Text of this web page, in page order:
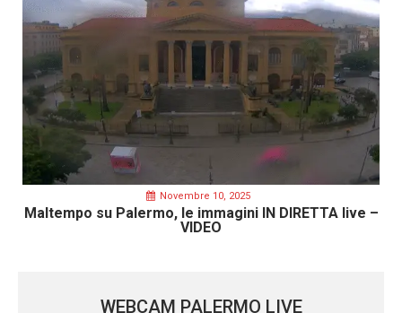
Novembre 10, 2025
Maltempo su Palermo, le immagini IN DIRETTA live –
VIDEO
WEBCAM PALERMO LIVE